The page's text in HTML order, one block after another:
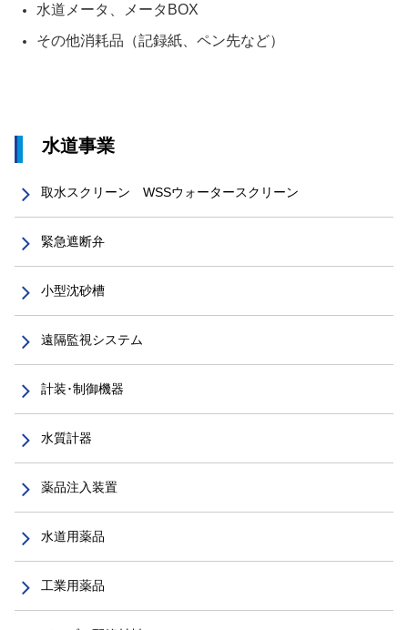
水道メータ、メータ BOX
その他消耗品（記録紙、ペン先など）
水道事業
取水スクリーン WSSウォータースクリーン
緊急遮断弁
小型沈砂槽
遠隔監視システム
計装･制御機器
水質計器
薬品注入装置
水道用薬品
工業用薬品